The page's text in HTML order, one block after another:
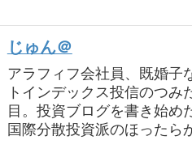
じゅん＠
アラフィフ会社員、既婚子
トインデックス投信のつ
目。投資ブログを書き始め
国際分散投資派のほったら